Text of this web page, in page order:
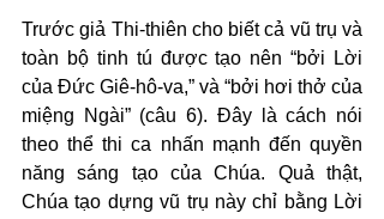
Trước giả Thi-thiên cho biết cả vũ trụ và
toàn bộ tinh tú được tạo nên “bởi Lời
của Đức Giê-hô-va,” và “bởi hơi thở của
miệng Ngài” (câu 6). Đây là cách nói
theo thể thi ca nhấn mạnh đến quyền
năng sáng tạo của Chúa. Quả thật,
Chúa tạo dựng vũ trụ này chỉ bằng Lời